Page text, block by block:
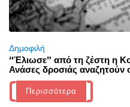
Δημοφιλή
“Έλιωσε” από τη ζέστη η
Ανάσες δροσιάς αναζητούν
Περισσότερα